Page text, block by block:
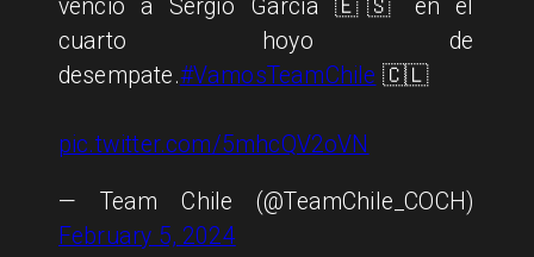
venció a Sergio García 🇪🇸 en el
cuarto hoyo de
desempate.#VamosTeamChile 🇨🇱
pic.twitter.com/5mhcQV2oVN
— Team Chile (@TeamChile_COCH)
February 5, 2024